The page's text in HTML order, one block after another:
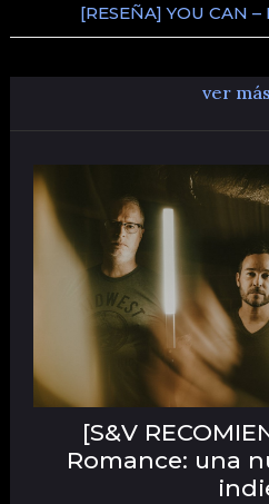
[RESEÑA] YOU CAN
ver
[S&V
Romance: una